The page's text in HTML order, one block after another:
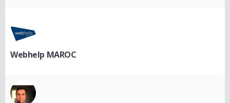
Webhelp MAROC